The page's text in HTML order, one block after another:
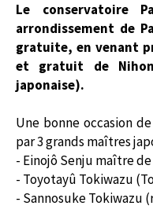
Le conservatoire
arrondissement de
gratuite, en venant
et gratuit de
japonaise).
Une bonne occasion
par 3 grands maîtres
- Einojô Senju maître
- Toyotayû Tokiwazu
- Sannosuke Tokiwazu